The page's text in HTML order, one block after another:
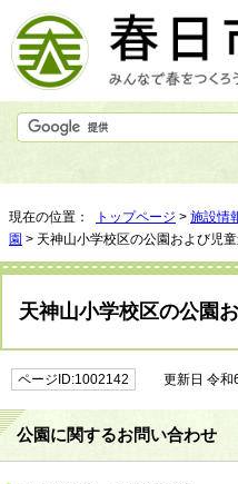
現在の位置： トップページ > 施設情
園 > 天神山小学校区の公園および児童
天神山小学校区の公園
ページID:1002142 更新日 令和
公園に関するお問い合わせ